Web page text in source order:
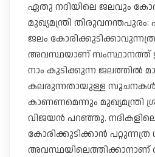
ഏതു നദിയിലെ ജലവും
മുഖ്യമന്ത്രി
ജലം
അവസ്ഥയാണ് സംസ്ഥാനത്ത്
നാം കുടിക്കുന്ന ജലത്തിൽ
കലരുന്നതായുള്ള
കാണണമെന്നും മുഖ്യമന്ത്രി
വിജയൻ പറഞ്ഞു.
കോരിക്കുടിക്കാൻ
അവസ്ഥയിലെത്തിക്കാനാണ്